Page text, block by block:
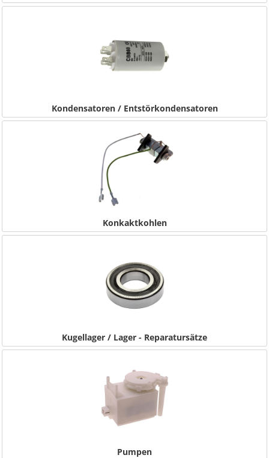
Kondensatoren / Entstörkondensatoren
Konkaktkohlen
Kugellager / Lager - Reparatursätze
Pumpen